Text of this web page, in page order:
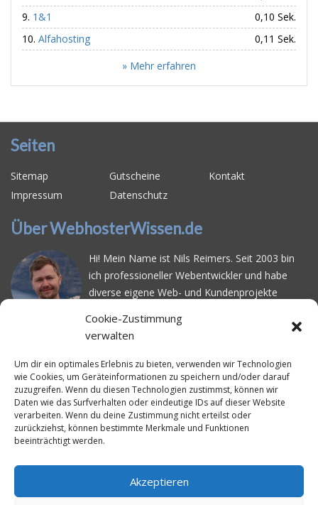
Cookie-Zustimmung
verwalten
Um dir ein optimales Erlebnis zu bieten, verwenden wir Technologien
wie Cookies, um Geräteinformationen zu speichern und/oder darauf
zuzugreifen. Wenn du diesen Technologien zustimmst, können wir
Daten wie das Surfverhalten oder eindeutige IDs auf dieser Website
verarbeiten. Wenn du deine Zustimmung nicht erteilst oder
zurückziehst, können bestimmte Merkmale und Funktionen
beeinträchtigt werden.
Akzeptieren
1&1
0,10 Sek.
Alfahosting
0,11 Sek.
» Mehr erfahren
Seiten
Sitemap Gutscheine
Kontakt
Impressum
Datenschutz
Über WebhosterWissen.de
Hi! Mein Name ist Nils Reimers. Seit 2003 bin
ich professioneller Webentwickler und habe
diverse eigene Web- und Kundenprojekte
schwierig ist gutes Webhosting zu finden: Bei
vielen Anbietern ärgert man sich über
Serverausfälleoder überlangsame
Ladezeiten. Deswegen habe ich im Mai 2016
angefangen, die bekanntesten Webhoster
systematisch zu testen und deren
Erreichbarkeit und Ladezeit für eine typische
Website basierend auf dem beliebten CMS-
System WordPress zu protokollieren. Auf
WebhosterWissen.de werte ich diese
Messungen kontinuierlich aus und gebe euch